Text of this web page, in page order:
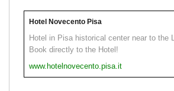
Hotel Novecento Pisa
Hotel in Pisa historical center near to the
Book directly to the Hotel!
www.hotelnovecento.pisa.it